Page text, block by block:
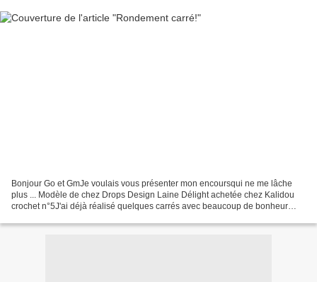
Bonjour Go et GmJe voulais vous présenter mon encoursqui ne me lâche
plus ... Modèle de chez Drops Design Laine Délight achetée chez Kalidou
crochet n°5J'ai déjà réalisé quelques carrés avec beaucoup de bonheur